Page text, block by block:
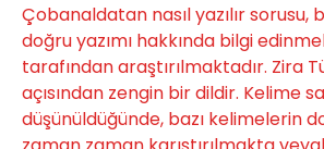
Çobanaldatan nasıl yazılır sorusu,
doğru yazımı hakkında bilgi
tarafından araştırılmaktadır. Zira
açısından zengin bir dildir. Kelime
düşünüldüğünde, bazı kelimelerin